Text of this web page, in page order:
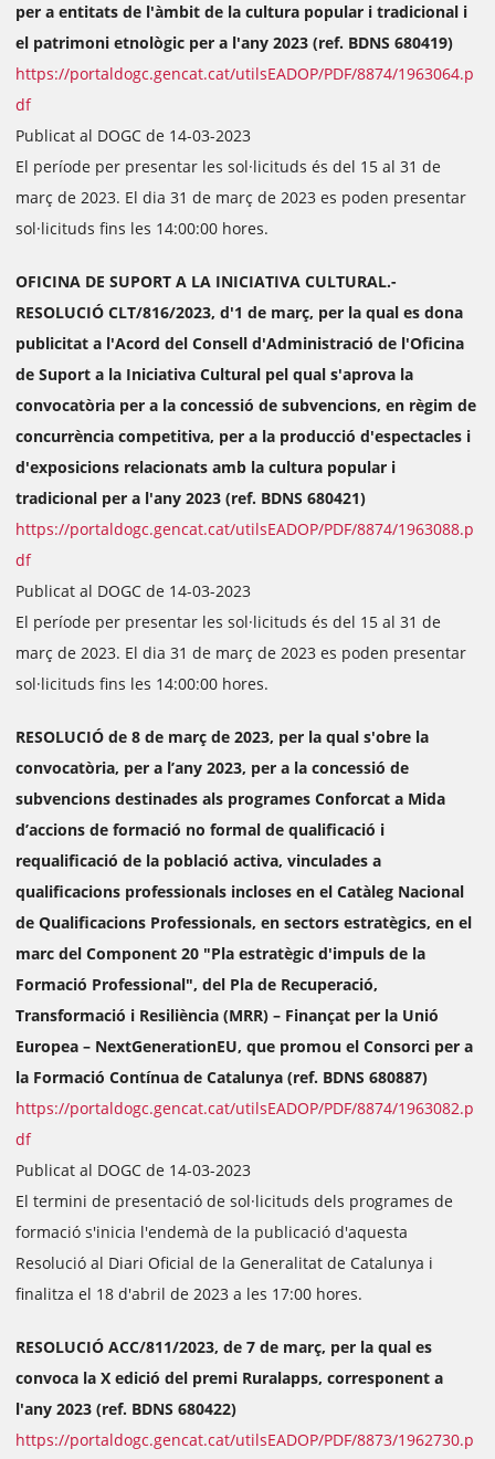
per a entitats de l'àmbit de la cultura popular i tradicional i
el patrimoni etnològic per a l'any 2023 (ref. BDNS 680419)
https://portaldogc.gencat.cat/utilsEADOP/PDF/8874/1963064.p
df
Publicat al DOGC de 14-03-2023
El període per presentar les sol·licituds és del 15 al 31 de
març de 2023. El dia 31 de març de 2023 es poden presentar
sol·licituds fins les 14:00:00 hores.
OFICINA DE SUPORT A LA INICIATIVA CULTURAL.-
RESOLUCIÓ CLT/816/2023, d'1 de març, per la qual es dona
publicitat a l'Acord del Consell d'Administració de l'Oficina
de Suport a la Iniciativa Cultural pel qual s'aprova la
convocatòria per a la concessió de subvencions, en règim de
concurrència competitiva, per a la producció d'espectacles i
d'exposicions relacionats amb la cultura popular i
tradicional per a l'any 2023 (ref. BDNS 680421)
https://portaldogc.gencat.cat/utilsEADOP/PDF/8874/1963088.p
df
Publicat al DOGC de 14-03-2023
El període per presentar les sol·licituds és del 15 al 31 de
març de 2023. El dia 31 de març de 2023 es poden presentar
sol·licituds fins les 14:00:00 hores.
RESOLUCIÓ de 8 de març de 2023, per la qual s'obre la
convocatòria, per a l’any 2023, per a la concessió de
subvencions destinades als programes Conforcat a Mida
d’accions de formació no formal de qualificació i
requalificació de la població activa, vinculades a
qualificacions professionals incloses en el Catàleg Nacional
de Qualificacions Professionals, en sectors estratègics, en el
marc del Component 20 "Pla estratègic d'impuls de la
Formació Professional", del Pla de Recuperació,
Transformació i Resiliència (MRR) – Finançat per la Unió
Europea – NextGenerationEU, que promou el Consorci per a
la Formació Contínua de Catalunya (ref. BDNS 680887)
https://portaldogc.gencat.cat/utilsEADOP/PDF/8874/1963082.p
df
Publicat al DOGC de 14-03-2023
El termini de presentació de sol·licituds dels programes de
formació s'inicia l'endemà de la publicació d'aquesta
Resolució al Diari Oficial de la Generalitat de Catalunya i
finalitza el 18 d'abril de 2023 a les 17:00 hores.
RESOLUCIÓ ACC/811/2023, de 7 de març, per la qual es
convoca la X edició del premi Ruralapps, corresponent a
l'any 2023 (ref. BDNS 680422)
https://portaldogc.gencat.cat/utilsEADOP/PDF/8873/1962730.p